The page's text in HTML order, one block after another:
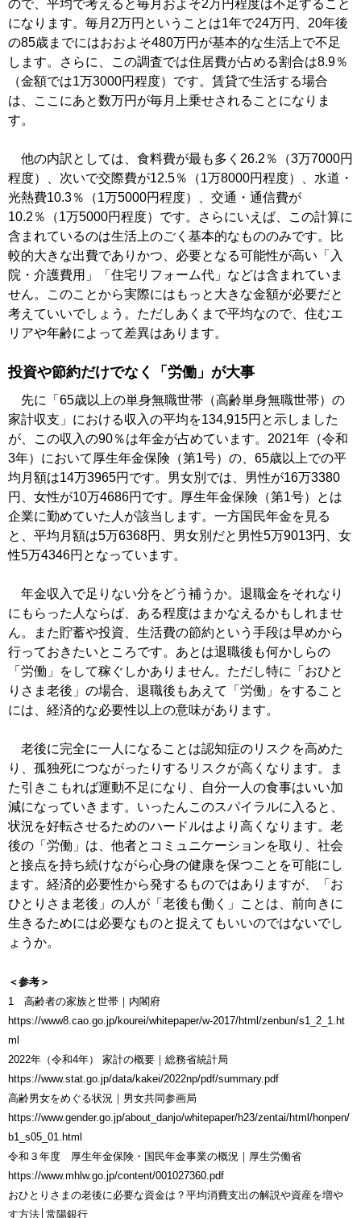
ので、平均で考えると毎月およそ2万円程度は不足すること
になります。毎月2万円ということは1年で24万円、20年後
の85歳までにはおおよそ480万円が基本的な生活上で不足
します。さらに、この調査では住居費が占める割合は8.9％
（金額では1万3000円程度）です。賃貸で生活する場合
は、ここにあと数万円が毎月上乗せされることになりま
す。
他の内訳としては、食料費が最も多く26.2％（3万7000円
程度）、次いで交際費が12.5％（1万8000円程度）、水道・
光熱費10.3％（1万5000円程度）、交通・通信費が
10.2％（1万5000円程度）です。さらにいえば、この計算に
含まれているのは生活上のごく基本的なもののみです。比
較的大きな出費でありかつ、必要となる可能性が高い「入
院・介護費用」「住宅リフォーム代」などは含まれていま
せん。このことから実際にはもっと大きな金額が必要だと
考えていいでしょう。ただしあくまで平均なので、住むエ
リアや年齢によって差異はあります。
投資や節約だけでなく「労働」が大事
先に「65歳以上の単身無職世帯（高齢単身無職世帯）の
家計収支」における収入の平均を134,915円と示しました
が、この収入の90％は年金が占めています。2021年（令和
3年）において厚生年金保険（第1号）の、65歳以上での平
均月額は14万3965円です。男女別では、男性が16万3380
円、女性が10万4686円です。厚生年金保険（第1号）とは
企業に勤めていた人が該当します。一方国民年金を見る
と、平均月額は5万6368円、男女別だと男性5万9013円、女
性5万4346円となっています。
年金収入で足りない分をどう補うか。退職金をそれなり
にもらった人ならば、ある程度はまかなえるかもしれませ
ん。また貯蓄や投資、生活費の節約という手段は早めから
行っておきたいところです。あとは退職後も何かしらの
「労働」をして稼ぐしかありません。ただし特に「おひと
りさま老後」の場合、退職後もあえて「労働」をすること
には、経済的な必要性以上の意味があります。
老後に完全に一人になることは認知症のリスクを高めた
り、孤独死につながったりするリスクが高くなります。ま
た引きこもれば運動不足になり、自分一人の食事はいい加
減になっていきます。いったんこのスパイラルに入ると、
状況を好転させるためのハードルはより高くなります。老
後の「労働」は、他者とコミュニケーションを取り、社会
と接点を持ち続けながら心身の健康を保つことを可能にし
ます。経済的必要性から発するものではありますが、「お
ひとりさま老後」の人が「老後も働く」ことは、前向きに
生きるためには必要なものと捉えてもいいのではないでし
ょうか。
＜参考＞
1 高齢者の家族と世帯｜内閣府
https://www8.cao.go.jp/kourei/whitepaper/w-2017/html/zenbun/s1_2_1.ht
ml
2022年（令和4年） 家計の概要｜総務省統計局
https://www.stat.go.jp/data/kakei/2022np/pdf/summary.pdf
高齢男女をめぐる状況｜男女共同参画局
https://www.gender.go.jp/about_danjo/whitepaper/h23/zentai/html/honpen/
b1_s05_01.html
令和３年度 厚生年金保険・国民年金事業の概況｜厚生労働省
https://www.mhlw.go.jp/content/001027360.pdf
おひとりさまの老後に必要な資金は？平均消費支出の解説や資産を増や
す方法│常陽銀行